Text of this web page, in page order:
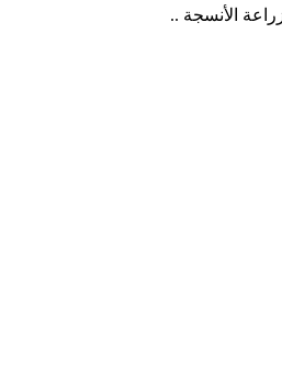
الأنسجة ..